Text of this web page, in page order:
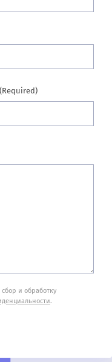
и обработку
.